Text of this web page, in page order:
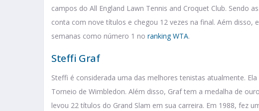
campos do All England Lawn Tennis and Croquet Club. Sendo
conta com nove títulos e chegou 12 vezes na final. Aém disso,
semanas como número 1 no ranking WTA.
Steffi Graf
Steffi é considerada uma das melhores tenistas atualmente.
Torneio de Wimbledon. Além disso, Graf tem a medalha de
levou 22 títulos do Grand Slam em sua carreira. Em 1988, fez